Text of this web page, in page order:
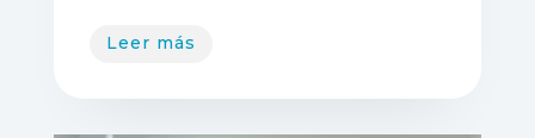
Leer más